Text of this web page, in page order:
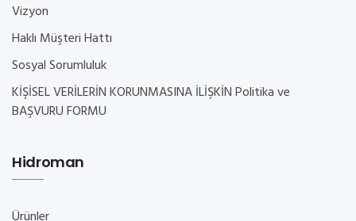
Vizyon
Haklı Müşteri Hattı
Sosyal Sorumluluk
KİŞİSEL VERİLERİN KORUNMASINA İLİŞKİN Politika ve
BAŞVURU FORMU
Hidroman
Ürünler